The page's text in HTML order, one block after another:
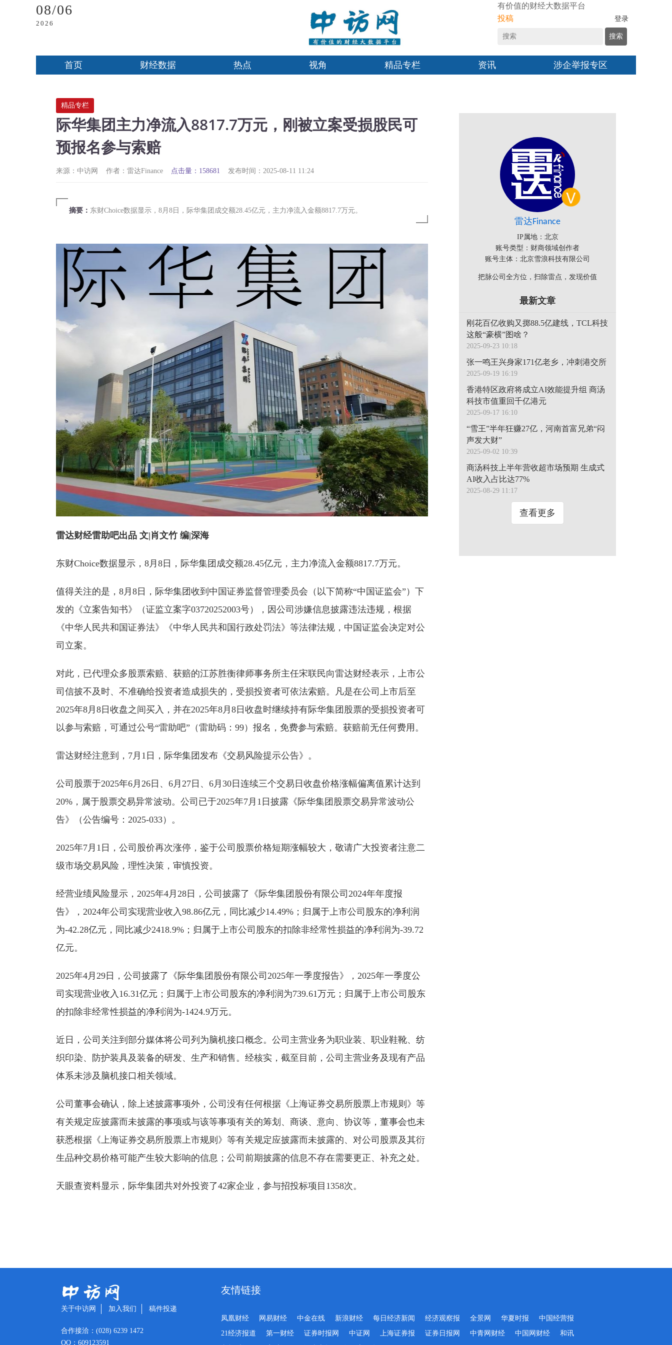
08/06
2026
有价值的财经大数据平台
投稿
登录
搜索
首页 财经数据 热点 视角 精品专栏 资讯 涉企举报专区
精品专栏
际华集团主力净流入8817.7万元，刚被立案受损股民可
预报名参与索赔
来源：中访网 作者：雷达Finance 点击量：158681 发布时间：2025-08-11 11:24
摘要： 东财Choice数据显示，8月8日，际华集团成交额28.45亿元，主力净流入金额8817.7万元。
雷达财经雷助吧出品 文|肖文竹 编|深海
东财Choice数据显示，8月8日，际华集团成交额28.45亿元，主力净流入金额8817.7万元。
值得关注的是，8月8日，际华集团收到中国证券监督管理委员会（以下简称“中国证监会”）下
发的《立案告知书》（证监立案字03720252003号），因公司涉嫌信息披露违法违规，根据
《中华人民共和国证券法》《中华人民共和国行政处罚法》等法律法规，中国证监会决定对公
司立案。
对此，已代理众多股票索赔、获赔的江苏胜衡律师事务所主任宋联民向雷达财经表示，上市公
司信披不及时、不准确给投资者造成损失的，受损投资者可依法索赔。凡是在公司上市后至
2025年8月8日收盘之间买入，并在2025年8月8日收盘时继续持有际华集团股票的受损投资者可
以参与索赔，可通过公号“雷助吧”（雷助码：99）报名，免费参与索赔。获赔前无任何费用。
雷达财经注意到，7月1日，际华集团发布《交易风险提示公告》。
公司股票于2025年6月26日、6月27日、6月30日连续三个交易日收盘价格涨幅偏离值累计达到
20%，属于股票交易异常波动。公司已于2025年7月1日披露《际华集团股票交易异常波动公
告》（公告编号：2025-033）。
2025年7月1日，公司股价再次涨停，鉴于公司股票价格短期涨幅较大，敬请广大投资者注意二
级市场交易风险，理性决策，审慎投资。
经营业绩风险显示，2025年4月28日，公司披露了《际华集团股份有限公司2024年年度报
告》，2024年公司实现营业收入98.86亿元，同比减少14.49%；归属于上市公司股东的净利润
为-42.28亿元，同比减少2418.9%；归属于上市公司股东的扣除非经常性损益的净利润为-39.72
亿元。
2025年4月29日，公司披露了《际华集团股份有限公司2025年一季度报告》，2025年一季度公
司实现营业收入16.31亿元；归属于上市公司股东的净利润为739.61万元；归属于上市公司股东
的扣除非经常性损益的净利润为-1424.9万元。
近日，公司关注到部分媒体将公司列为脑机接口概念。公司主营业务为职业装、职业鞋靴、纺
织印染、防护装具及装备的研发、生产和销售。经核实，截至目前，公司主营业务及现有产品
体系未涉及脑机接口相关领域。
公司董事会确认，除上述披露事项外，公司没有任何根据《上海证券交易所股票上市规则》等
有关规定应披露而未披露的事项或与该等事项有关的筹划、商谈、意向、协议等，董事会也未
获悉根据《上海证券交易所股票上市规则》等有关规定应披露而未披露的、对公司股票及其衍
生品种交易价格可能产生较大影响的信息；公司前期披露的信息不存在需要更正、补充之处。
天眼查资料显示，际华集团共对外投资了42家企业，参与招投标项目1358次。
雷达Finance
IP属地：北京
账号类型：财商领域创作者
账号主体：北京雪浪科技有限公司
把脉公司全方位，扫除雷点，发现价值
最新文章
刚花百亿收购又掷88.5亿建线，TCL科技
这般“豪横”图啥？
2025-09-23 10:18
张一鸣王兴身家171亿老乡，冲刺港交所
2025-09-19 16:19
香港特区政府将成立AI效能提升组 商汤
科技市值重回千亿港元
2025-09-17 16:10
“雪王”半年狂赚27亿，河南首富兄弟“闷
声发大财”
2025-09-02 10:39
商汤科技上半年营收超市场预期 生成式
AI收入占比达77%
2025-08-29 11:17
查看更多
关于中访网 加入我们 稿件投递
合作接洽：(028) 6239 1472
QQ：609123591
友情链接
凤凰财经 网易财经 中金在线 新浪财经 每日经济新闻 经济观察报 全景网 华夏时报
中国经营报
21经济报道
第一财经 证券时报网 中证网 上海证券报 证券日报网 中青网财经 中国网财经
和讯